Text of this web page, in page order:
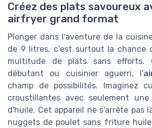
Créez des plats savoureux
airfryer grand format
Plonger dans l'aventure de la
de 9 litres, c'est surtout la chance
multitude de plats sans efforts.
débutant ou cuisinier aguerri, l'
champ de possibilités. Imaginez
croustillantes avec seulement
d'huile. Cet appareil ne s'arrête pas
nuggets de poulet sans friture